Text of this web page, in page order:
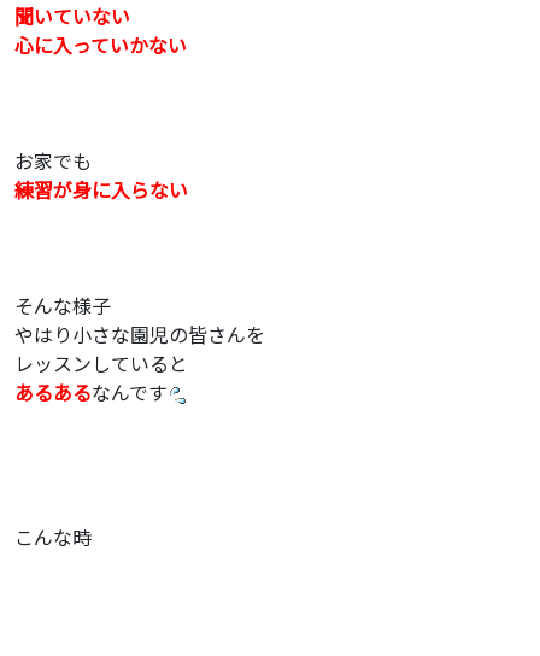
聞いていない
心に入っていかない
お家でも
練習が身に入らない
そんな様子
やはり小さな園児の皆さんを
レッスンしていると
あるあるなんです
こんな時